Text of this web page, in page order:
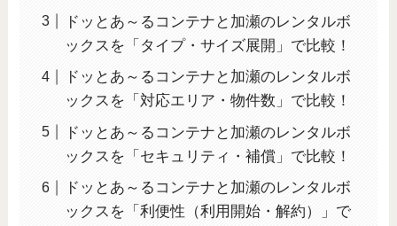
ドッとあ～るコンテナと加瀬のレンタルボ
ックスを「タイプ・サイズ展開」で比較！
ドッとあ～るコンテナと加瀬のレンタルボ
ックスを「対応エリア・物件数」で比較！
ドッとあ～るコンテナと加瀬のレンタルボ
ックスを「セキュリティ・補償」で比較！
ドッとあ～るコンテナと加瀬のレンタルボ
ックスを「利便性（利用開始・解約）」で